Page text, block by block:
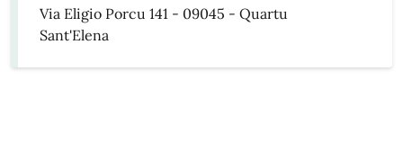
Via Eligio Porcu 141 - 09045 - Quartu
Sant'Elena